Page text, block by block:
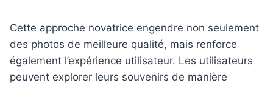
Cette approche novatrice engendre non seulement
des photos de meilleure qualité, mais renforce
également l’expérience utilisateur. Les utilisateurs
peuvent explorer leurs souvenirs de manière